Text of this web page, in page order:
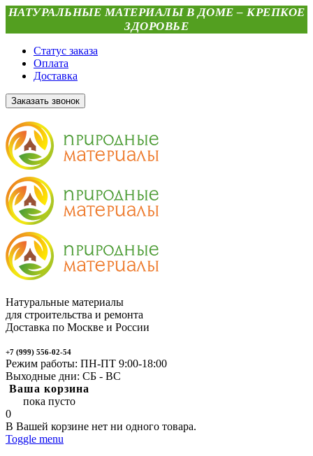
НАТУРАЛЬНЫЕ МАТЕРИАЛЫ В ДОМЕ – КРЕПКОЕ
ЗДОРОВЬЕ
Статус заказа
Оплата
Доставка
Заказать звонок
Натуральные материалы
для строительства и ремонта
Доставка по Москве и России
+7 (999) 556-02-54
Режим работы: ПН-ПТ 9:00-18:00
Выходные дни: СБ - ВС
Ваша корзина
пока пусто
0
В Вашей корзине нет ни одного товара.
Toggle menu